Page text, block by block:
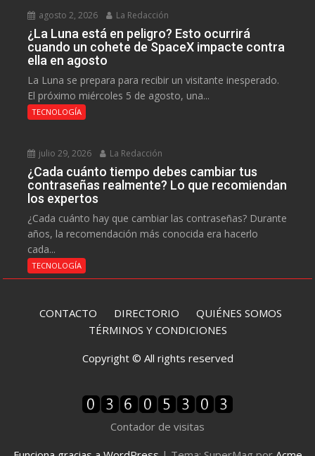
agosto 2, 2026 La Redacción
¿La Luna está en peligro? Esto ocurrirá
cuando un cohete de SpaceX impacte contra
ella en agosto
La Luna se prepara para recibir un visitante inesperado.
El próximo miércoles 5 de agosto, una...
TECNOLOGÍA
julio 29, 2026 La Redacción
¿Cada cuánto tiempo debes cambiar tus
contraseñas realmente? Lo que recomiendan
los expertos
¿Cada cuánto hay que cambiar las contraseñas? Durante
años, la recomendación más conocida era hacerlo
cada...
TECNOLOGÍA
CONTACTO DIRECTORIO QUIÉNES SOMOS
TÉRMINOS Y CONDICIONES
Copyright © All rights reserved
Contador de visitas